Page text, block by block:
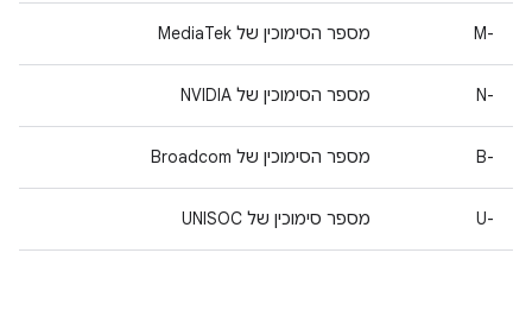
M-‎ מספר הסימוכין של MediaTek
N-‎ מספר הסימוכין של NVIDIA
B-‎ מספר הסימוכין של Broadcom
U-‎ מספר סימוכין של UNISOC